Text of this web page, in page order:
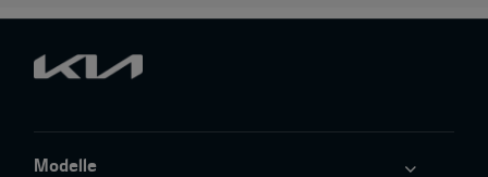
Modelle